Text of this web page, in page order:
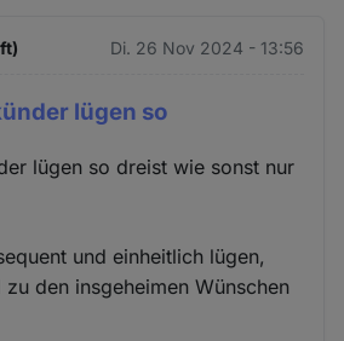
Di. 26 Nov 2024 - 13:56
lügen so
lügen so dreist wie sonst nur
und einheitlich lügen,
den insgeheimen Wünschen